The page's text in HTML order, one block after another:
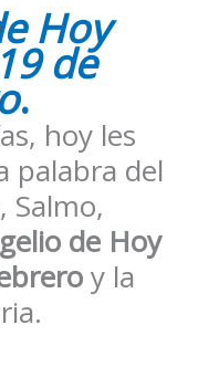
Hoy
de
.
hoy les
palabra del
Salmo,
de Hoy
y la